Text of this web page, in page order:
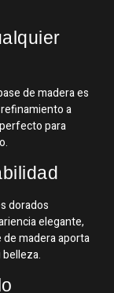
de madera es
a
para
dorados
elegante,
madera aporta